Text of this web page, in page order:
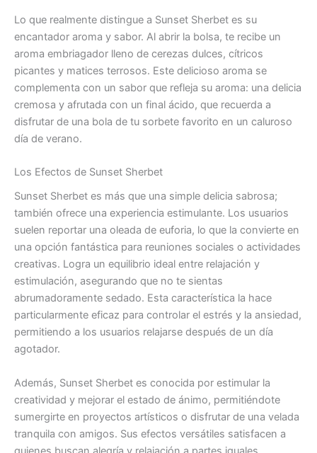
Lo que realmente distingue a Sunset Sherbet es su
encantador aroma y sabor. Al abrir la bolsa, te recibe un
aroma embriagador lleno de cerezas dulces, cítricos
picantes y matices terrosos. Este delicioso aroma se
complementa con un sabor que refleja su aroma: una delicia
cremosa y afrutada con un final ácido, que recuerda a
disfrutar de una bola de tu sorbete favorito en un caluroso
día de verano.
Los Efectos de Sunset Sherbet
Sunset Sherbet es más que una simple delicia sabrosa;
también ofrece una experiencia estimulante. Los usuarios
suelen reportar una oleada de euforia, lo que la convierte en
una opción fantástica para reuniones sociales o actividades
creativas. Logra un equilibrio ideal entre relajación y
estimulación, asegurando que no te sientas
abrumadoramente sedado. Esta característica la hace
particularmente eficaz para controlar el estrés y la ansiedad,
permitiendo a los usuarios relajarse después de un día
agotador.
Además, Sunset Sherbet es conocida por estimular la
creatividad y mejorar el estado de ánimo, permitiéndote
sumergirte en proyectos artísticos o disfrutar de una velada
tranquila con amigos. Sus efectos versátiles satisfacen a